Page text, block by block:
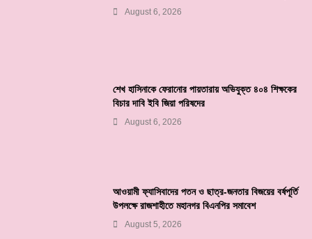
August 6, 2026
শেখ হাসিনাকে ফেরানোর পায়তারায় অভিযুক্ত ৪০৪ শিক্ষকের
বিচার দাবি ইবি জিয়া পরিষদের
August 6, 2026
আওয়ামী ফ্যাসিবাদের পতন ও ছাত্র-জনতার বিজয়ের বর্ষপূর্তি
উপলক্ষে রাজশাহীতে মহানগর বিএনপির সমাবেশ
August 5, 2026